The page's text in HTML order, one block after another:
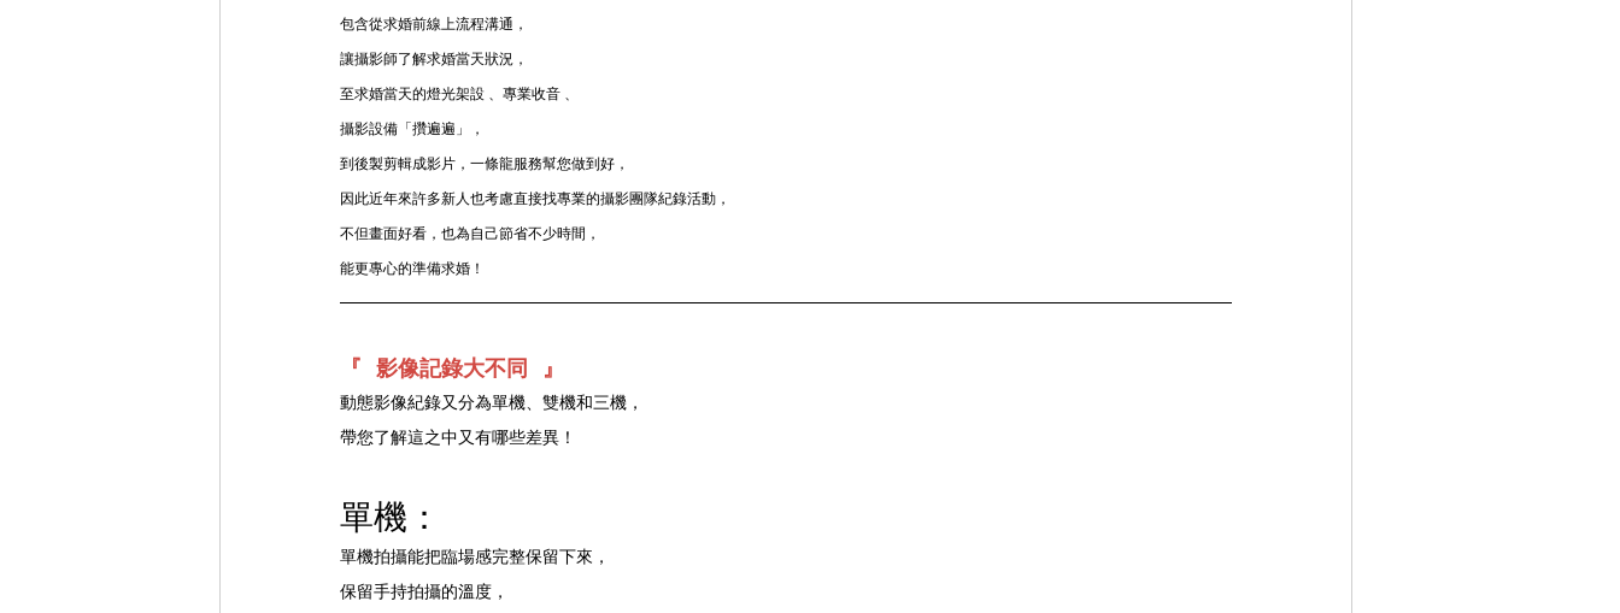
包含從求婚前線上流程溝通，
讓攝影師了解求婚當天狀況，
至求婚當天的燈光架設 、專業收音 、
攝影設備「攢遍遍」，
到後製剪輯成影片，一條龍服務幫您做到好，
因此近年來許多新人也考慮直接找專業的攝影團隊紀錄活動，
不但畫面好看，也為自己節省不少時間，
能更專心的準備求婚！
『   影像記錄大不同   』
動態影像紀錄又分為單機、雙機和三機，
帶您了解這之中又有哪些差異！
單機：
單機拍攝能把臨場感完整保留下來，
保留手持拍攝的溫度，